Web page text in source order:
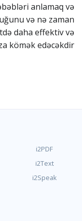
anlamaq və
və nə zaman
daha effektiv və
kömək edəcəkdir.
i2PDF
i2Text
i2Speak